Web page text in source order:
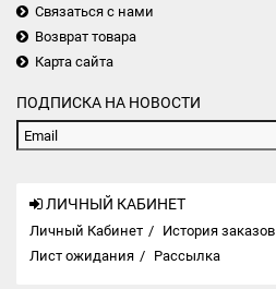
Связаться с нами
Возврат товара
Карта сайта
ПОДПИСКА НА НОВОСТИ
ЛИЧНЫЙ КАБИНЕТ
Личный Кабинет История заказов
Лист ожидания
Рассылка